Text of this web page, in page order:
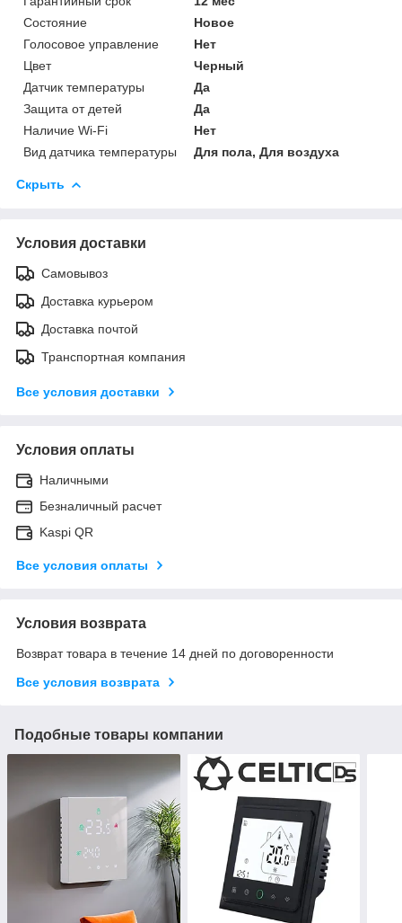
Состояние
Новое
Голосовое управление
Нет
Цвет
Черный
Датчик температуры
Да
Защита от детей
Да
Наличие Wi-Fi
Нет
Вид датчика температуры
Для пола, Для воздуха
Скрыть
Условия доставки
Самовывоз
Доставка курьером
Доставка почтой
Транспортная компания
Все условия доставки
Условия оплаты
Наличными
Безналичный расчет
Kaspi QR
Все условия оплаты
Условия возврата
Возврат товара в течение 14 дней по договоренности
Все условия возврата
Подобные товары компании